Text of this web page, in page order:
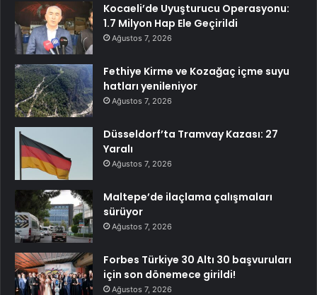
Kocaeli’de Uyuşturucu Operasyonu:
1.7 Milyon Hap Ele Geçirildi
Ağustos 7, 2026
Fethiye Kirme ve Kozağaç içme suyu
hatları yenileniyor
Ağustos 7, 2026
Düsseldorf’ta Tramvay Kazası: 27
Yaralı
Ağustos 7, 2026
Maltepe’de ilaçlama çalışmaları
sürüyor
Ağustos 7, 2026
Forbes Türkiye 30 Altı 30 başvuruları
için son dönemece girildi!
Ağustos 7, 2026